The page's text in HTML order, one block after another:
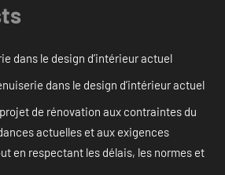
dans le design d’intérieur actuel
dans le design d’intérieur actuel
de rénovation aux contraintes du
actuelles et aux exigences
en respectant les délais, les normes et